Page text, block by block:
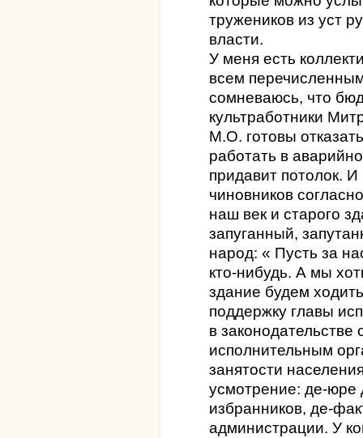
тружеников из уст
власти.
У меня есть
всем
сомневаюсь, что
культработники
М.О. готовы
работать в
придавит потолок.
чиновников
наш век и старого
запуганный,
народ: « Пусть за
кто-нибудь. А мы
здание будем
поддержку главы
в законодательстве
исполнительным
занятости
усмотрение: де-юре
избранников, де-
администрации. У